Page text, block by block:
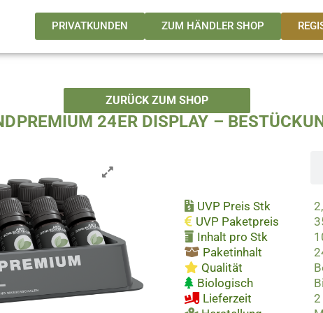
PRIVATKUNDEN ZUM HÄNDLER SHOP
ZURÜCK ZUM SHOP
24ER DISPLAY –
UVP Preis Stk
UVP Paketpreis
Inhalt pro Stk
Paketinhalt
Qualität
Biologisch
Lieferzeit
2